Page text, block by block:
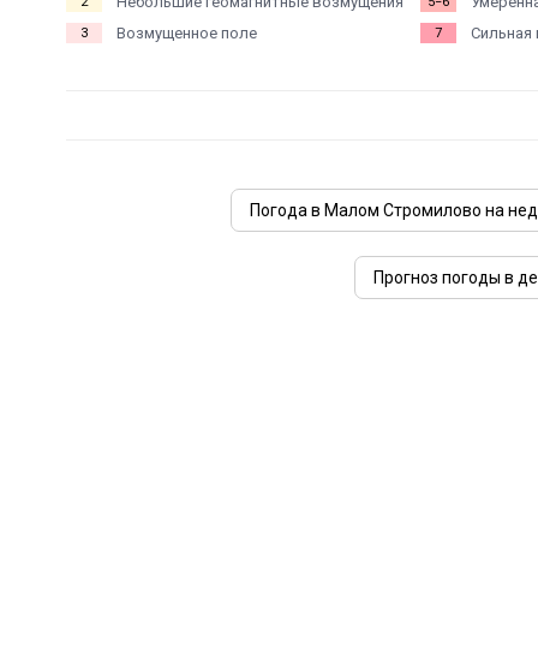
3 Возмущенное поле 7 Сильная
Погода в Малом Стромилово на
Прогноз погоды в